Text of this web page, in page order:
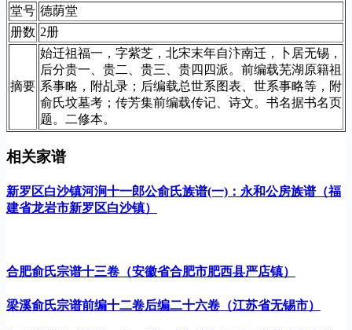
堂号 德荫堂
册数 2册
摘要
始迁祖福一，字紫芝，北宋末年自汴南迁，卜居无锡，
后分贵一、贵二、贵三、贵四四派。前编载芜湖原籍祖
系事略，附乩录；后编载总世系图表、世系事略等，附
俞氏坟墓考；传芳集前编载传记、诗文。书名据书名页
题。二修本。
相关家谱
新罗区白沙镇河涧十一郎公俞氏族谱(一)：永和公房族谱（福
建省龙岩市新罗区白沙镇）
合肥俞氏宗谱十三卷（安徽省合肥市肥西县严店镇）
梁溪俞氏宗谱前编十二卷后编二十六卷（江苏省无锡市）